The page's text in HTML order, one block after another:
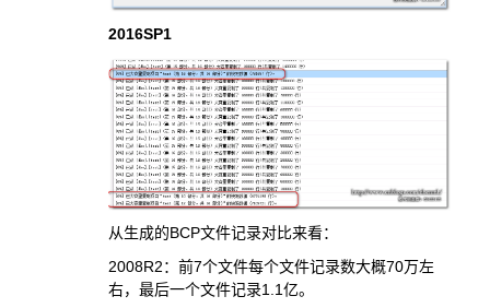
2016SP1
从生成的BCP文件记录对比来看：
2008R2：前7个文件每个文件记录数大概70万左
右，最后一个文件记录1.1亿。